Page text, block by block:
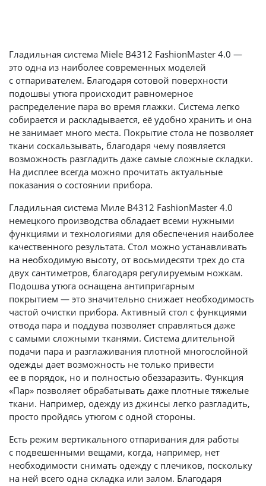
Гладильная система Miele B4312 FashionMaster 4.0 —
это одна из наиболее современных моделей
с отпаривателем. Благодаря сотовой поверхности
подошвы утюга происходит равномерное
распределение пара во время глажки. Система легко
собирается и раскладывается, её удобно хранить и она
не занимает много места. Покрытие стола не позволяет
ткани соскальзывать, благодаря чему появляется
возможность разгладить даже самые сложные складки.
На дисплее всегда можно прочитать актуальные
показания о состоянии прибора.
Гладильная система Миле B4312 FashionMaster 4.0
немецкого производства обладает всеми нужными
функциями и технологиями для обеспечения наиболее
качественного результата. Стол можно устанавливать
на необходимую высоту, от восьмидесяти трех до ста
двух сантиметров, благодаря регулируемым ножкам.
Подошва утюга оснащена антипригарным
покрытием — это значительно снижает необходимость
частой очистки прибора. Активный стол с функциями
отвода пара и поддува позволяет справляться даже
с самыми сложными тканями. Система длительной
подачи пара и разглаживания плотной многослойной
одежды дает возможность не только привести
ее в порядок, но и полностью обеззаразить. Функция
«Пар» позволяет обрабатывать даже плотные тяжелые
ткани. Например, одежду из джинсы легко разгладить,
просто пройдясь утюгом с одной стороны.
Есть режим вертикального отпаривания для работы
с подвешенными вещами, когда, например, нет
необходимости снимать одежду с плечиков, поскольку
на ней всего одна складка или залом. Благодаря